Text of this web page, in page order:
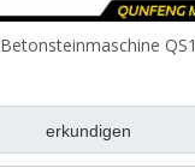
Betonsteinmaschine
erkundigen